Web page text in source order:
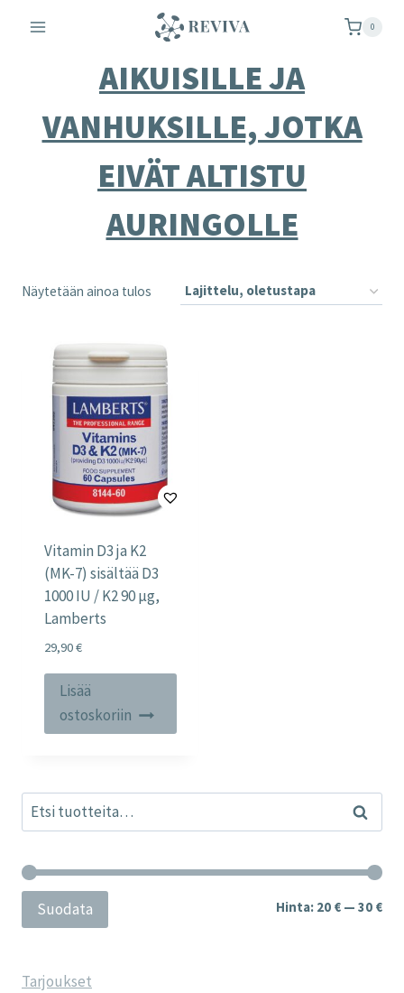
sisältöön
0
AIKUISILLE JA
VANHUKSILLE, JOTKA
EIVÄT ALTISTU
AURINGOLLE
Näytetään ainoa tulos
Vitamin D3 ja K2
(MK-7) sisältää D3
1000 IU / K2 90 µg,
Lamberts
29,90€
Lisää
ostoskoriin
Etsi: Haku
Suodata Hinta: 20 € — 30 €
Tarjoukset